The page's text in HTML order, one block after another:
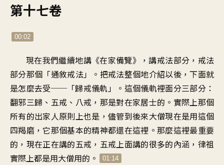
第十七卷
00:02
現在我們繼續地講《在家備覽》，講戒法部分，戒法
部分那個「通敘戒法」。把戒法整個地介紹以後，下面就
是怎麼去受──「歸戒儀軌」。這個儀軌裡面分三部分：
翻邪三歸、五戒、八戒，那是對在家居士的。實際上那個
所有的出家人原則上也是，儘管到後來大僧現在是用這個
四羯磨，它那個基本的精神都還在這裡。那麼這裡最重要
的，現在正在講的五戒，五戒上面講的很多的內涵，律祖
實際上都是用大僧用的。
01:14